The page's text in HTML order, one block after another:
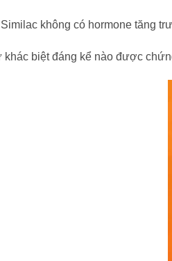
không có hormone tăng
khác biệt đáng kể nào được